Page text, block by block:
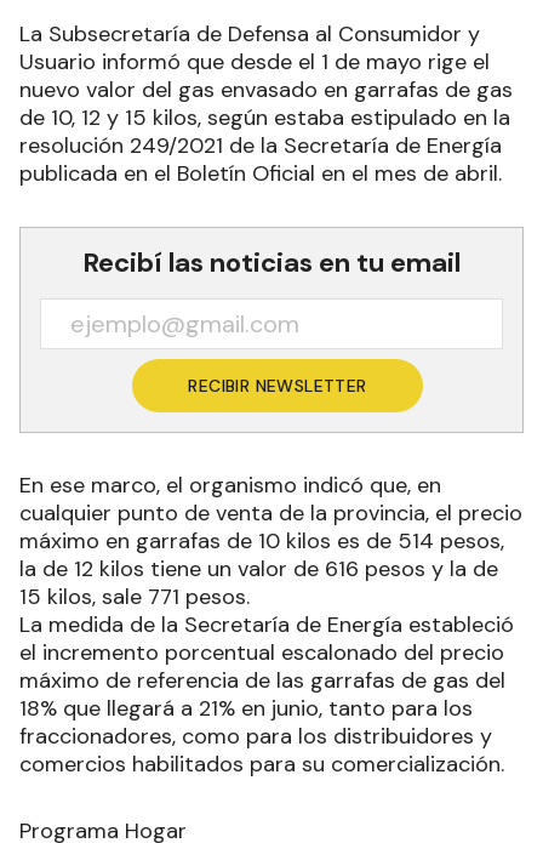
La Subsecretaría de Defensa al Consumidor y
Usuario informó que desde el 1 de mayo rige el
nuevo valor del gas envasado en garrafas de gas
de 10, 12 y 15 kilos, según estaba estipulado en la
resolución 249/2021 de la Secretaría de Energía
publicada en el Boletín Oficial en el mes de abril.
Recibí las noticias en tu email
RECIBIR NEWSLETTER
En ese marco, el organismo indicó que, en
cualquier punto de venta de la provincia, el precio
máximo en garrafas de 10 kilos es de 514 pesos,
la de 12 kilos tiene un valor de 616 pesos y la de
15 kilos, sale 771 pesos.
La medida de la Secretaría de Energía estableció
el incremento porcentual escalonado del precio
máximo de referencia de las garrafas de gas del
18% que llegará a 21% en junio, tanto para los
fraccionadores, como para los distribuidores y
comercios habilitados para su comercialización.
Programa Hogar